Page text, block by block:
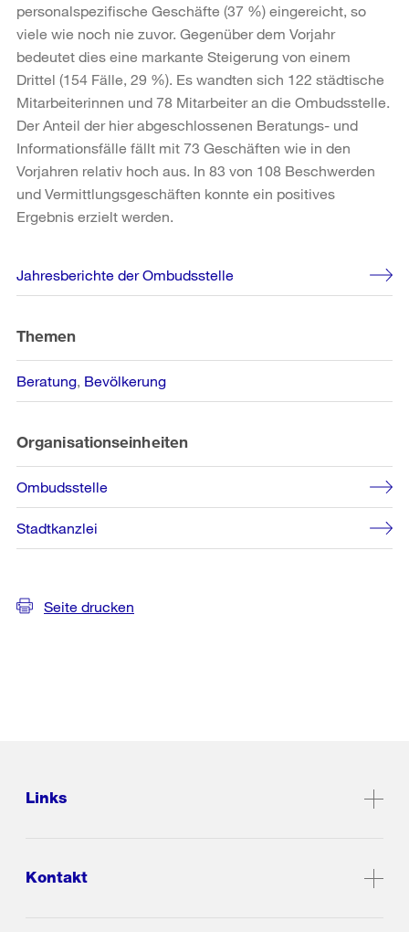
personalspezifische Geschäfte (37 %) eingereicht, so
viele wie noch nie zuvor. Gegenüber dem Vorjahr
bedeutet dies eine markante Steigerung von einem
Drittel (154 Fälle, 29 %). Es wandten sich 122 städtische
Mitarbeiterinnen und 78 Mitarbeiter an die Ombudsstelle.
Der Anteil der hier abgeschlossenen Beratungs- und
Informationsfälle fällt mit 73 Geschäften wie in den
Vorjahren relativ hoch aus. In 83 von 108 Beschwerden
und Vermittlungsgeschäften konnte ein positives
Ergebnis erzielt werden.
Weitere
Informationen
Jahresberichte der Ombudsstelle
Themen
Beratung Bevölkerung
Organisationseinheiten
Ombudsstelle
Stadtkanzlei
Seite drucken
Links
Kontakt